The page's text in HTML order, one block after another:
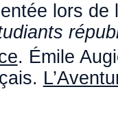
lors de
. Émile